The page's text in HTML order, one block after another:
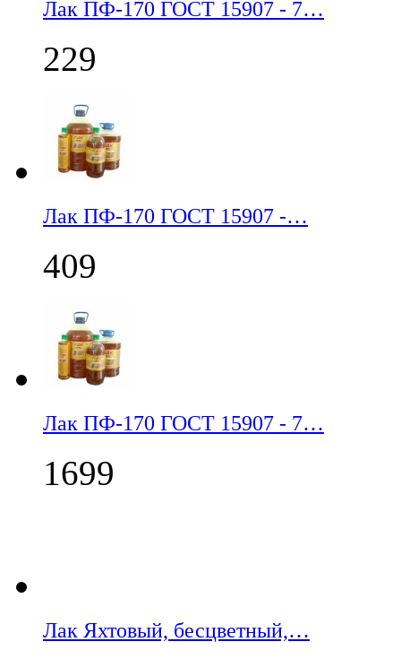
Лак ПФ-170 ГОСТ 15907 - 7…
229
Лак ПФ-170 ГОСТ 15907 -…
409
Лак ПФ-170 ГОСТ 15907 - 7…
1699
Лак Яхтовый, бесцветный,…